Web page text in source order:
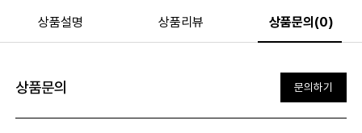
상품설명 상품리뷰 상품문의(0)
상품문의 문의하기